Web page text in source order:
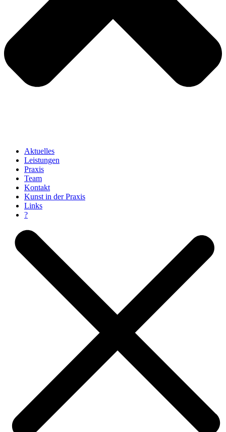
Aktuelles
Leistungen
Praxis
Team
Kontakt
Kunst in der Praxis
Links
?